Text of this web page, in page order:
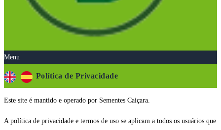
Menu
Política de Privacidade
Este site é mantido e operado por Sementes Caiçara.
A política de privacidade e termos de uso se aplicam a todos os usuários que